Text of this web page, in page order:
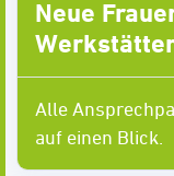
Neue
Alle
auf einen Blick.